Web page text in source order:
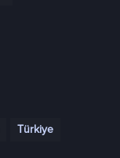
Türkiye